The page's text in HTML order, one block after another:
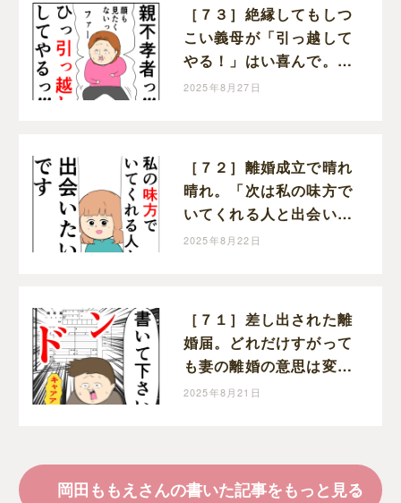
［７３］絶縁してもしつ
こい義母が「引っ越して
やる！」はい喜んで。ク
セ強義母に抗う嫁達｜岡
2025年8月27日
［７２］離婚成立で晴れ
晴れ。「次は私の味方で
いてくれる人と出会いた
い」と前を向く。クセ強
2025年8月22日
［７１］差し出された離
婚届。どれだけすがって
も妻の離婚の意思は変わ
らない。クセ強義母に抗
2025年8月21日
岡田ももえさんの書いた記事をもっと見る